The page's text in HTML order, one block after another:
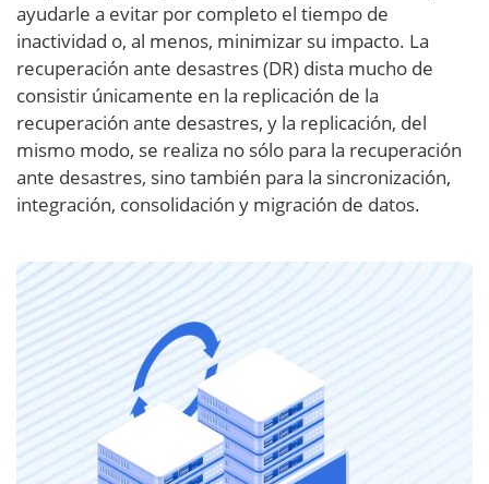
ayudarle a evitar por completo el tiempo de
inactividad o, al menos, minimizar su impacto. La
recuperación ante desastres (DR) dista mucho de
consistir únicamente en la replicación de la
recuperación ante desastres, y la replicación, del
mismo modo, se realiza no sólo para la recuperación
ante desastres, sino también para la sincronización,
integración, consolidación y migración de datos.